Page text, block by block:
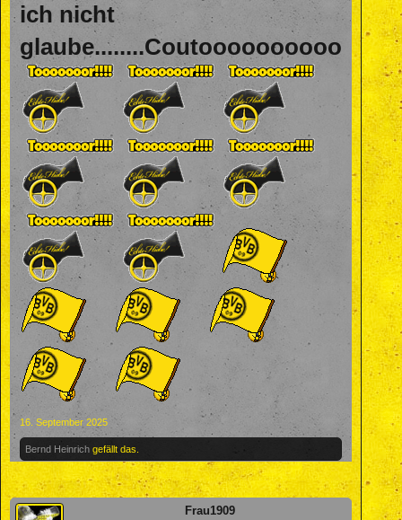
ich nicht
glaube........Coutoooooooooo
16. September 2025
Bernd Heinrich gefällt das.
Frau1909